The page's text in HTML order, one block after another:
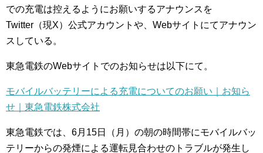
での充電は控えるようにお願いするアナウンスを
Twitter（現X）公式アカウントや、Webサイトにてアナウン
スしている。
東急電鉄のWebサイトでのお知らせは以下にて。
モバイルバッテリーによる充電についてのお願い｜お知ら
せ｜東急電鉄株式会社
東急電鉄では、6月15日（月）の朝の時間帯にモバイルバッ
テリーからの発煙による運転見合わせのトラブルが発生し